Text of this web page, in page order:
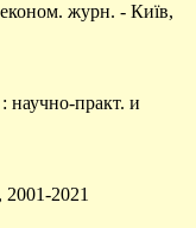
журн. - Київ,
практ. и
2021